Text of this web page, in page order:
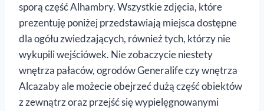
sporą część Alhambry. Wszystkie zdjęcia, które
prezentuję poniżej przedstawiają miejsca dostępne
dla ogółu zwiedzających, również tych, którzy nie
wykupili wejściówek. Nie zobaczycie niestety
wnętrza pałaców, ogrodów Generalife czy wnętrza
Alcazaby ale możecie obejrzeć dużą część obiektów
z zewnątrz oraz przejść się wypielęgnowanymi